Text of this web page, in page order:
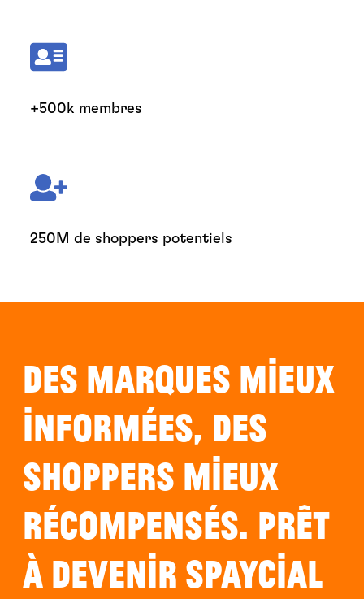
+500k membres
250M de shoppers potentiels
Des marques mieux
informées, des
SHOPPERS mieux
récompensés. Prêt
à devenir Spaycial